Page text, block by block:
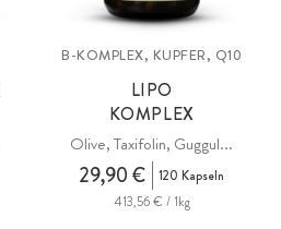
B-KOMPLEX, KUPFER, Q10
LIPO
KOMPLEX
Olive, Taxifolin, Guggul...
29,90 €
120 Kapseln
413,56 € / 1kg